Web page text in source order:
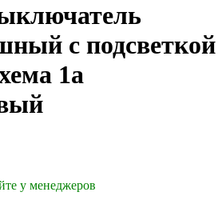
с подсветкой
1а
у менеджеров